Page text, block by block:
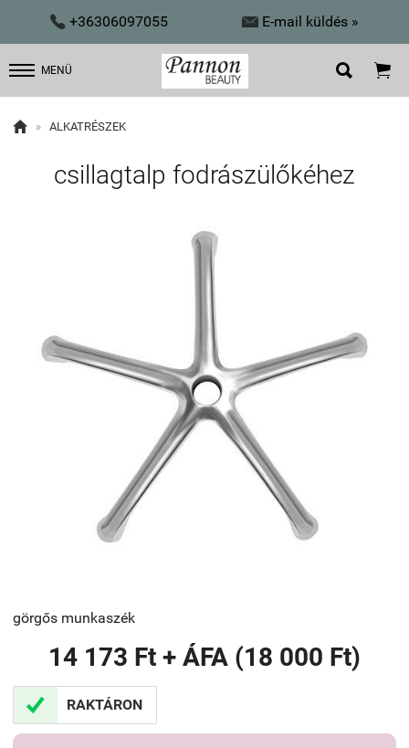
 +36306097055  E-mail küldés »
MENÜ  
 » ALKATRÉSZEK
csillagtalp fodrászülőkéhez
görgős munkaszék
14 173 Ft + ÁFA (18 000 Ft)
 RAKTÁRON